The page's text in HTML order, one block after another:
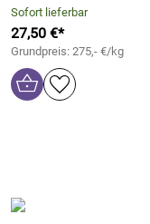
Sofort lieferbar
27,50 €*
Grundpreis: 275,- €/kg